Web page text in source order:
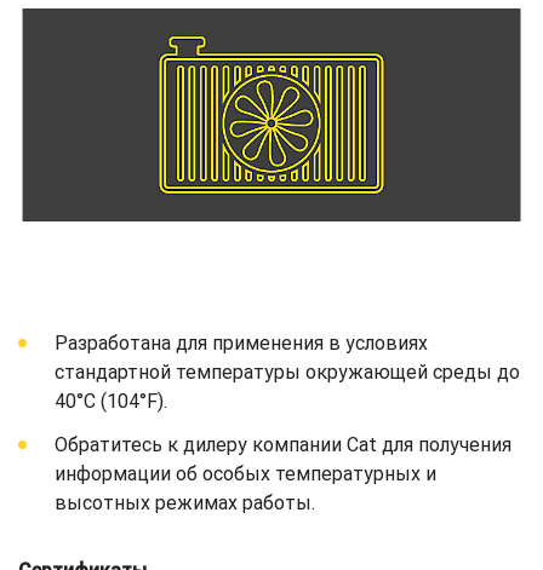
Разработана для применения в условиях
стандартной температуры окружающей среды до
40°C (104°F).
Обратитесь к дилеру компании Cat для получения
информации об особых температурных и
высотных режимах работы.